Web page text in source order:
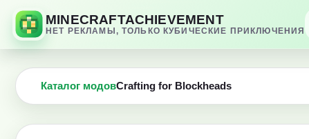
MINECRAFTACHIEVEMENT
НЕТ РЕКЛАМЫ, ТОЛЬКО КУБИЧЕСКИЕ ПРИКЛЮЧЕНИЯ
Каталог модовCrafting for Blockheads